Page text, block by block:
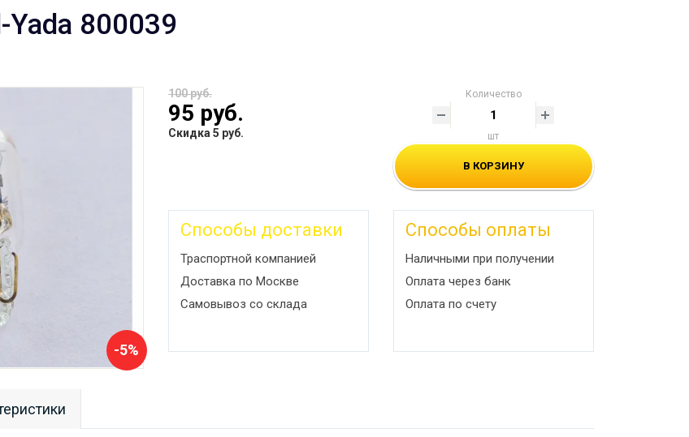
800039
-5%
100 руб.
95 руб.
Скидка 5 руб.
Количество
шт
В КОРЗИНУ
Способы доставки
Траспортной компанией
Доставка по Москве
Самовывоз со склада
Способы оплаты
Наличными при получении
Оплата через банк
Оплата по счету